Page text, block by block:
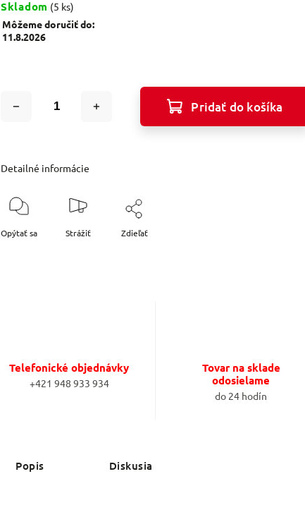
Skladom (5 ks)
Môžeme doručiť do:
11.8.2026
Pridať do košíka
Detailné informácie
Opýtať sa Strážiť Zdieľať
Telefonické objednávky
+421 948 933 934
Tovar na sklade
odosielame
do 24 hodín
Popis Diskusia